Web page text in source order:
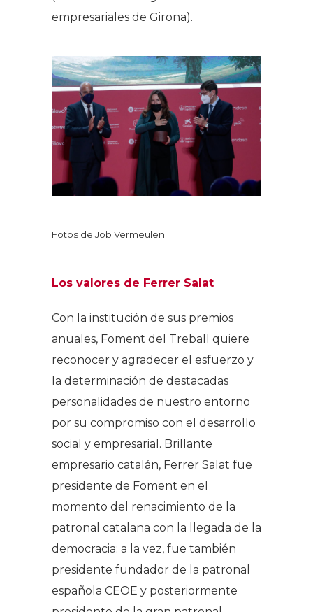
empresariales de Girona).
Fotos de Job Vermeulen
Los valores de Ferrer Salat
Con la institución de sus premios
anuales, Foment del Treball quiere
reconocer y agradecer el esfuerzo y
la determinación de destacadas
personalidades de nuestro entorno
por su compromiso con el desarrollo
social y empresarial. Brillante
empresario catalán, Ferrer Salat fue
presidente de Foment en el
momento del renacimiento de la
patronal catalana con la llegada de la
democracia: a la vez, fue también
presidente fundador de la patronal
española CEOE y posteriormente